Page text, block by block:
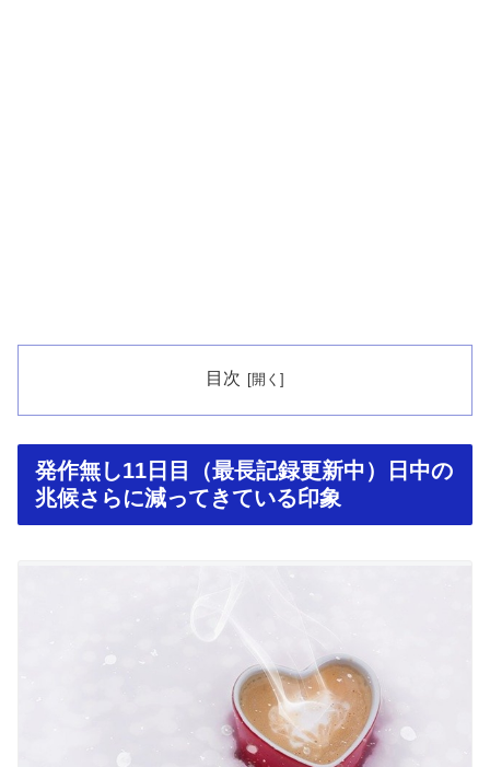
目次
発作無し11日目（最長記録更新中）日中の
兆候さらに減ってきている印象